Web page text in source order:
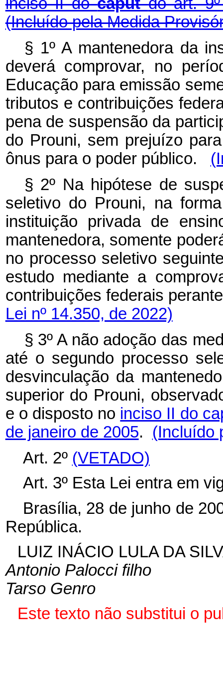
(Incluído pela Medida
§ 1º A mantenedora da
deverá comprovar, no
Educação para emissão
tributos e contribuições
pena de suspensão da
do Prouni, sem prejuízo
ônus para o poder público.
§ 2º Na hipótese de
seletivo do Prouni, na
instituição privada de
mantenedora, somente
no processo seletivo
estudo mediante a
contribuições federais
Lei nº 14.350, de 2022)
§ 3º A não adoção das
até o segundo processo
desvinculação da
superior do Prouni,
e o disposto no inciso II do
de janeiro de 2005.
(Incluído
Art. 2º (VETADO)
Art. 3º Esta Lei entra em
Brasília, 28 de junho de
República.
LUIZ INÁCIO LULA DA
Antonio Palocci filho
Tarso Genro
Este texto não substitui o